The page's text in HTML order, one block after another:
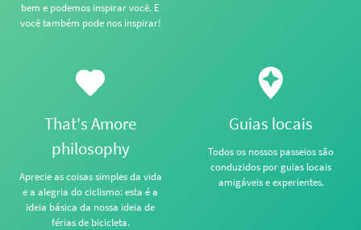
bem e podemos inspirar você. E
você também pode nos inspirar!
That's Amore
philosophy
Aprecie as coisas simples da vida
e a alegria do ciclismo: esta é a
ideia básica da nossa ideia de
férias de bicicleta.
Guias locais
Todos os nossos passeios são
conduzidos por guias locais
amigáveis e experientes.